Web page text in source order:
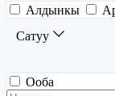
Алдынкы
Сатуу
Ооба